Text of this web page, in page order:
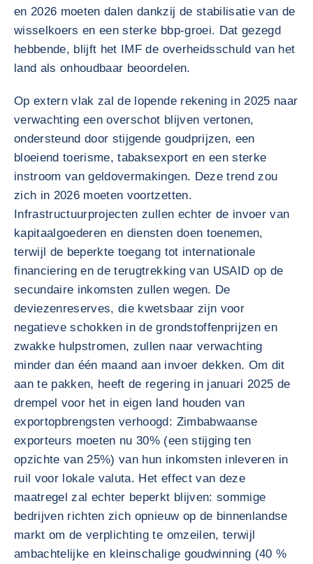
en 2026 moeten dalen dankzij de stabilisatie van de
wisselkoers en een sterke bbp-groei. Dat gezegd
hebbende, blijft het IMF de overheidsschuld van het
land als onhoudbaar beoordelen.
Op extern vlak zal de lopende rekening in 2025 naar
verwachting een overschot blijven vertonen,
ondersteund door stijgende goudprijzen, een
bloeiend toerisme, tabaksexport en een sterke
instroom van geldovermakingen. Deze trend zou
zich in 2026 moeten voortzetten.
Infrastructuurprojecten zullen echter de invoer van
kapitaalgoederen en diensten doen toenemen,
terwijl de beperkte toegang tot internationale
financiering en de terugtrekking van USAID op de
secundaire inkomsten zullen wegen. De
deviezenreserves, die kwetsbaar zijn voor
negatieve schokken in de grondstoffenprijzen en
zwakke hulpstromen, zullen naar verwachting
minder dan één maand aan invoer dekken. Om dit
aan te pakken, heeft de regering in januari 2025 de
drempel voor het in eigen land houden van
exportopbrengsten verhoogd: Zimbabwaanse
exporteurs moeten nu 30% (een stijging ten
opzichte van 25%) van hun inkomsten inleveren in
ruil voor lokale valuta. Het effect van deze
maatregel zal echter beperkt blijven: sommige
bedrijven richten zich opnieuw op de binnenlandse
markt om de verplichting te omzeilen, terwijl
ambachtelijke en kleinschalige goudwinning (40 %